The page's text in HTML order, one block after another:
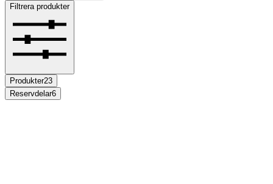
Filtrera produkter
Produkter23
Reservdelar6